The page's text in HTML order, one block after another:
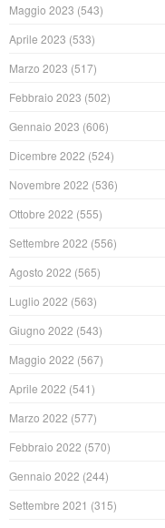
Maggio 2023 (543)
Aprile 2023 (533)
Marzo 2023 (517)
Febbraio 2023 (502)
Gennaio 2023 (606)
Dicembre 2022 (524)
Novembre 2022 (536)
Ottobre 2022 (555)
Settembre 2022 (556)
Agosto 2022 (565)
Luglio 2022 (563)
Giugno 2022 (543)
Maggio 2022 (567)
Aprile 2022 (541)
Marzo 2022 (577)
Febbraio 2022 (570)
Gennaio 2022 (244)
Settembre 2021 (315)